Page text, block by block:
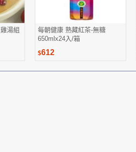
湯組
每朝健康 熟藏紅茶-無糖
650mlx24入/箱
$612